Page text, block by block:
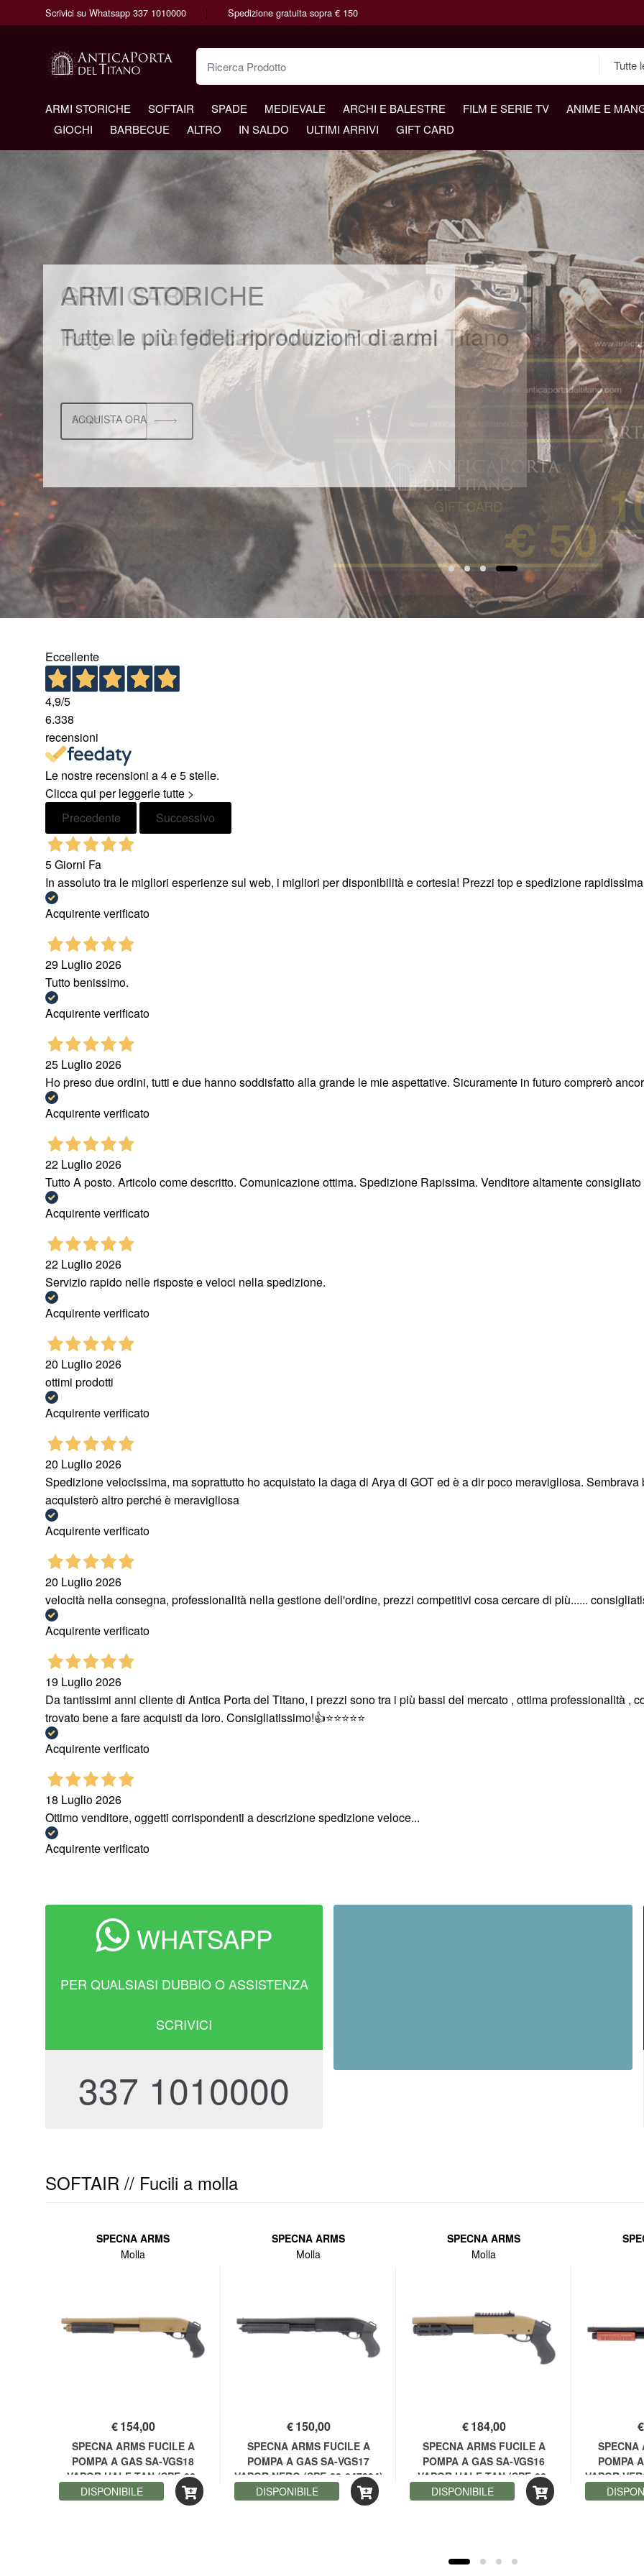
Scrivici su Whatsapp 337 1010000 Spedizione gratuita sopra € 150
Ricerca Prodotto
ARMI STORICHE SOFTAIR SPADE MEDIEVALE ARCHI E BALESTRE FILM E SERIE TV
ANIME E
GIOCHI
BARBECUE ALTRO IN SALDO ULTIMI ARRIVI GIFT CARD
ARMI STORICHE
Tutte le più fedeli riproduzioni di armi
ACQUISTA ORA
Eccellente
4,9/5
6.338
recensioni
Le nostre recensioni a 4 e 5 stelle.
Clicca qui per leggerle tutte >
Precedente
Successivo
5 Giorni Fa
In assoluto tra le migliori esperienze sul web, i migliori per disponibilità e cortesia! Prezzi top e spedizione
Acquirente verificato
29 Luglio 2026
Tutto benissimo.
Acquirente verificato
25 Luglio 2026
Ho preso due ordini, tutti e due hanno soddisfatto alla grande le mie aspettative. Sicuramente in futuro comprerò
Acquirente verificato
22 Luglio 2026
Tutto A posto. Articolo come descritto. Comunicazione ottima. Spedizione Rapissima. Venditore altamente consigliato
Acquirente verificato
22 Luglio 2026
Servizio rapido nelle risposte e veloci nella spedizione.
Acquirente verificato
20 Luglio 2026
ottimi prodotti
Acquirente verificato
20 Luglio 2026
Spedizione velocissima, ma soprattutto ho acquistato la daga di Arya di GOT ed è a dir poco meravigliosa.
acquisterò altro perché è meravigliosa
Acquirente verificato
20 Luglio 2026
velocità nella consegna, professionalità nella gestione dell'ordine, prezzi competitivi cosa cercare di più......
Acquirente verificato
19 Luglio 2026
Da tantissimi anni cliente di Antica Porta del Titano, i prezzi sono tra i più bassi del mercato , ottima professionalità ,
trovato bene a fare acquisti da loro. Consigliatissimo!👍⭐⭐⭐⭐⭐
Acquirente verificato
18 Luglio 2026
Ottimo venditore, oggetti corrispondenti a descrizione spedizione veloce...
Acquirente verificato
WHATSAPP
PER QUALSIASI DUBBIO O ASSISTENZA
SCRIVICI
337 1010000
SOFTAIR // Fucili a molla
SPECNA ARMS
Molla
€154,00
SPECNA ARMS FUCILE A
POMPA A GAS SA-VGS18
VAPOR HALF-TAN (SPE-02-
047935)
DISPONIBILE
SPECNA ARMS
Molla
€150,00
SPECNA ARMS FUCILE A
POMPA A GAS SA-VGS17
VAPOR NERO (SPE-02-047934)
DISPONIBILE
SPECNA ARMS
Molla
€184,00
SPECNA ARMS FUCILE A
POMPA A GAS SA-VGS16
VAPOR HALF-TAN (SPE-02-
047933)
DISPONIBILE
SPECNA
POMPA
VAPOR